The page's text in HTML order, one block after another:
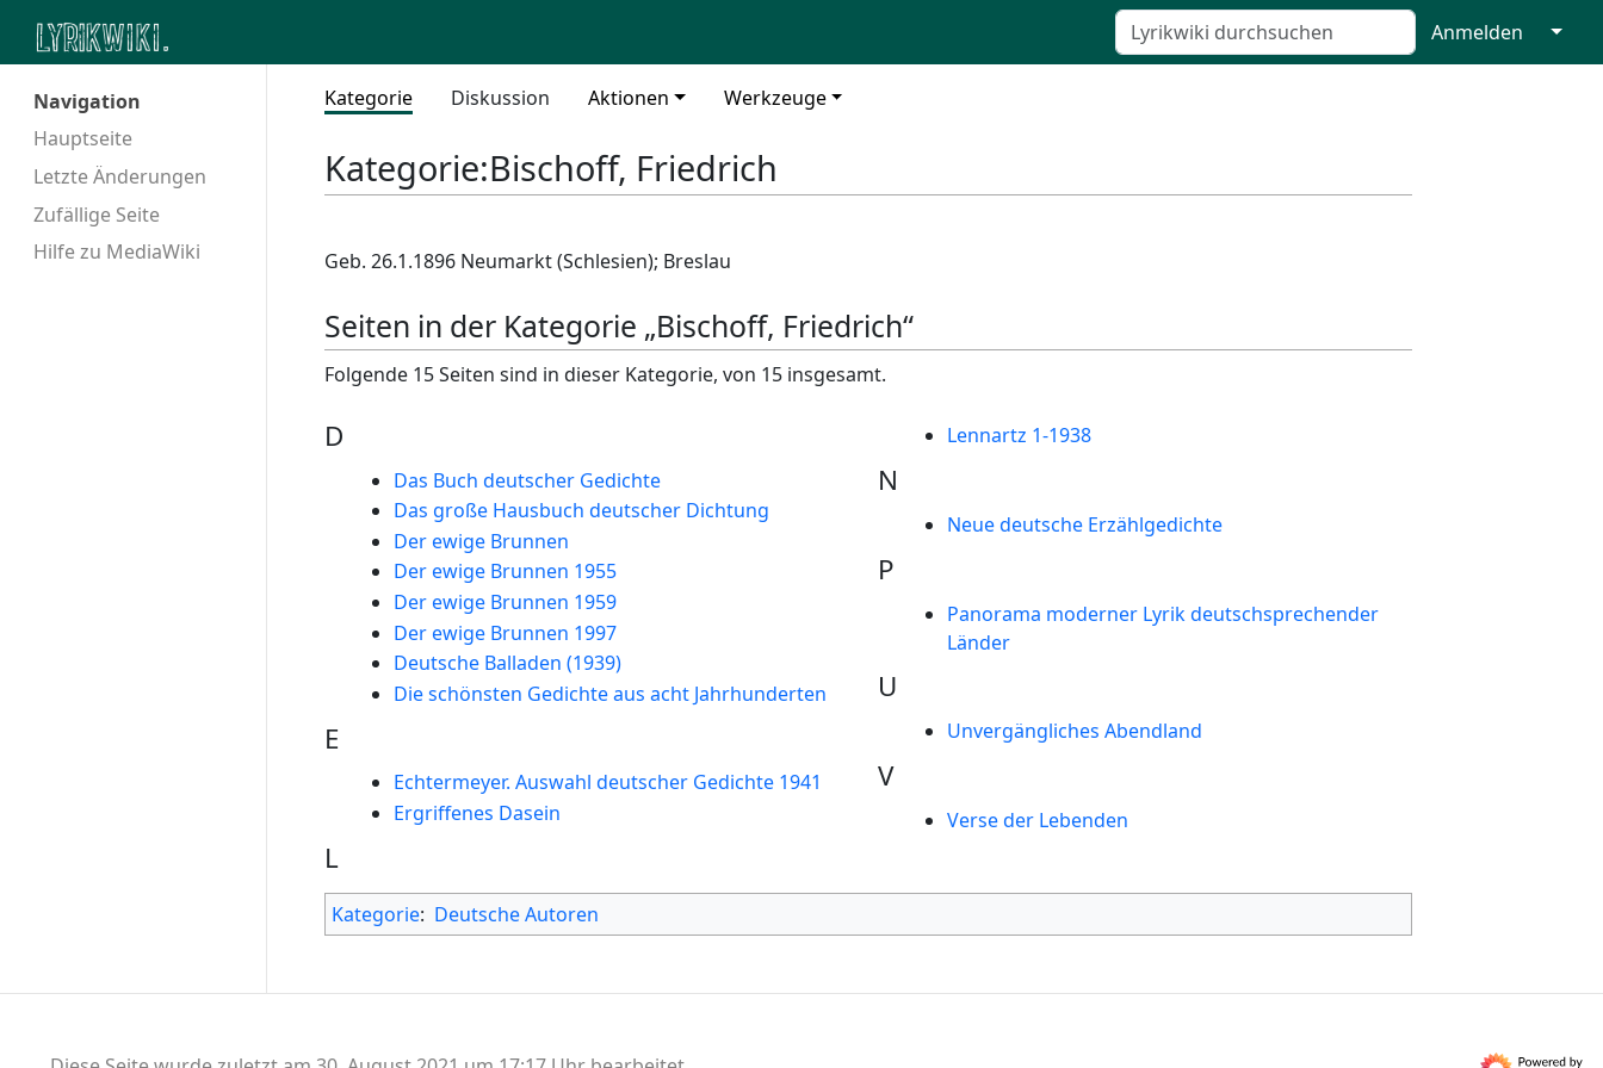
Anmelden ↓
Navigation
Hauptseite
Letzte Änderungen
Zufällige Seite
Hilfe zu MediaWiki
Kategorie Diskussion Aktionen Werkzeuge
Kategorie:Bischoff, Friedrich
Geb. 26.1.1896 Neumarkt (Schlesien); Breslau
Seiten in der Kategorie „Bischoff, Friedrich“
Folgende 15 Seiten sind in dieser Kategorie, von 15 insgesamt.
D
Das Buch deutscher Gedichte
Das große Hausbuch deutscher Dichtung
Der ewige Brunnen
Der ewige Brunnen 1955
Der ewige Brunnen 1959
Der ewige Brunnen 1997
Deutsche Balladen (1939)
Die schönsten Gedichte aus acht Jahrhunderten
E
Echtermeyer. Auswahl deutscher Gedichte 1941
Ergriffenes Dasein
L
Lennartz 1-1938
N
Neue deutsche Erzählgedichte
P
Panorama moderner Lyrik deutschsprechender
Länder
U
Unvergängliches Abendland
V
Verse der Lebenden
Kategorie: Deutsche Autoren